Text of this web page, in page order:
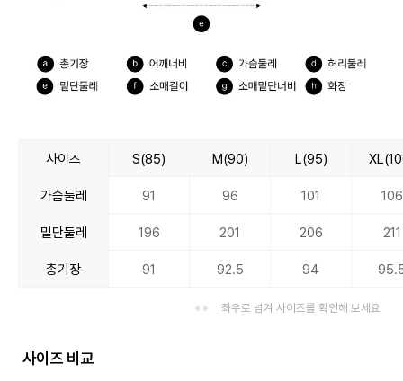
사이즈 S(85) M(90) L(95)
가슴둘레 91 96 101 106
밑단둘레 196 201 206 211
총기장 91 92.5 94
좌우로 넘겨 사이즈를 확인해 보세요
사이즈 비교